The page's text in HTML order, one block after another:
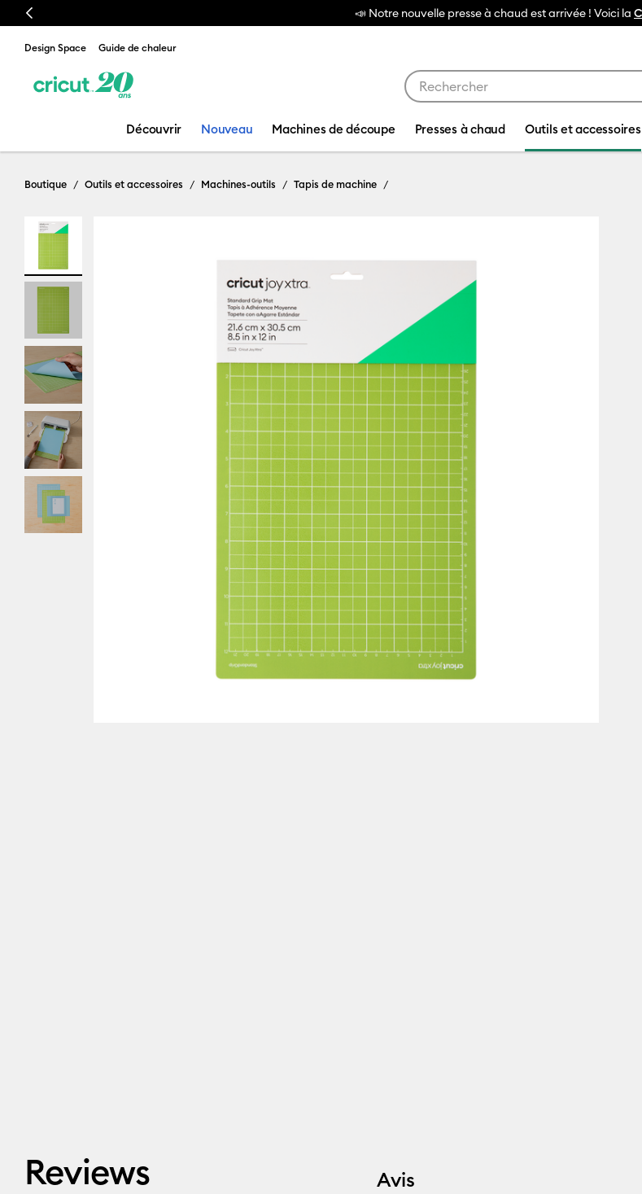
Previous 📣 Notre nouvelle presse à chaud est arrivée ! Voici laCricut AutoPress™ 2
Design Space Guide de chaleur
Découvrir Nouveau Machines de découpe Presses à chaud Outils et accessoires
Boutique Outils et accessoires Machines-outils Tapis de machine
Reviews